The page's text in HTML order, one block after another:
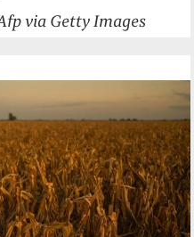
via Getty Images